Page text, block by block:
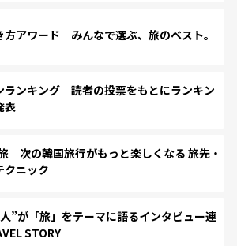
方アワード みんなで選ぶ、旅のベスト。
ランキング 読者の投票をもとにランキン
表
次の韓国旅行がもっと楽しくなる 旅先・
クニック
”が「旅」をテーマに語るインタビュー連
STORY